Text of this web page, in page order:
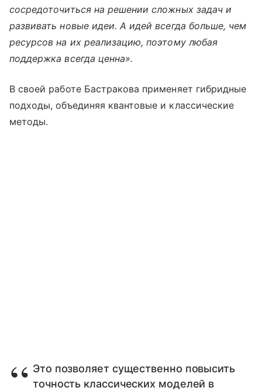
сосредоточиться на решении сложных задач и
развивать новые идеи. А идей всегда больше, чем
ресурсов на их реализацию, поэтому любая
поддержка всегда ценна».
В своей работе Бастракова применяет гибридные
подходы, объединяя квантовые и классические
методы.
Это позволяет существенно повысить
точность классических моделей в